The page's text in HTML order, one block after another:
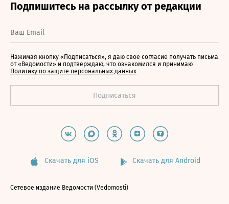
Нажимая кнопку «Подписаться», я даю свое согласие получать письма
от «Ведомости» и подтверждаю, что ознакомился и принимаю
Политику по защите персональных данных
Скачать для iOS Скачать для Android
Сетевое издание Ведомости (Vedomosti)